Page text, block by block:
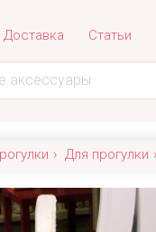
Доставка Статьи
Для прогулки